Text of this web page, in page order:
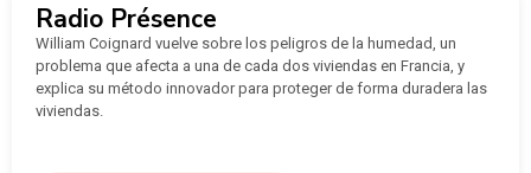
Radio Présence
William Coignard vuelve sobre los peligros de la humedad, un
problema que afecta a una de cada dos viviendas en Francia, y
explica su método innovador para proteger de forma duradera las
viviendas.